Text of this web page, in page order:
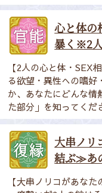
心と体
暴く※2
【2人の心と体・SEX
る欲望・異性への嗜好
か、あなたにどんな
た部分」を知ってくだ
大串ノ
結ぶ≫あ
【大串ノリコがあな